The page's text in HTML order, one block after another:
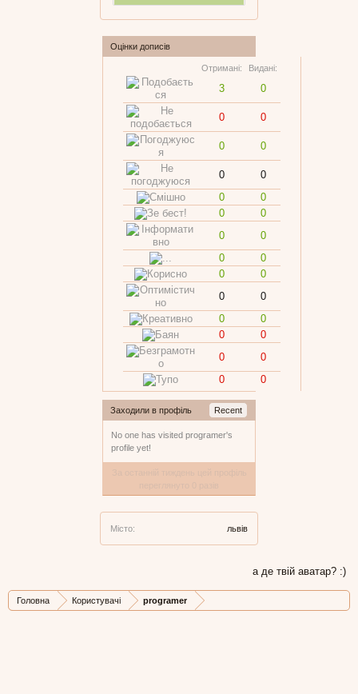
Оцінки дописів
Отримані: Видані:
3 0
0 0
0 0
0
0
0
0
0
0
0
0
0
0
0
0
0
0
0
0
0
0
0
0
0
0
Заходили в профіль Recent
No one has visited programer's
profile yet!
Місто: львів
а де твій аватар? :)
Головна Користувачі programer